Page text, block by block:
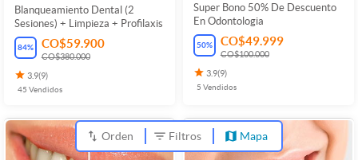
Blanqueamiento Dental (2
Sesiones) + Limpieza + Profilaxis
84% CO$59.900
CO$380.000
3.9(9)
45 Vendidos
Super Bono 50% De Descuento
En Odontologia
50% CO$49.999
CO$100.000
3.9(9)
5 Vendidos
Orden Filtros Mapa